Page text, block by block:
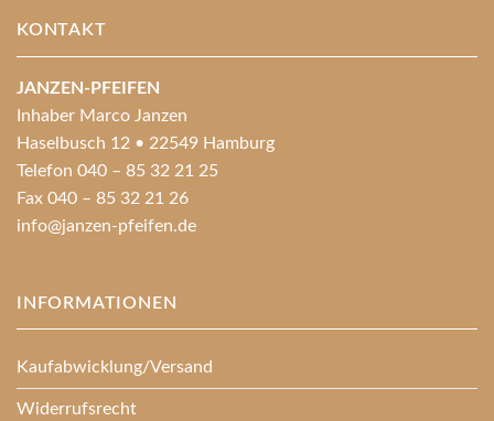
KONTAKT
JANZEN-PFEIFEN
Inhaber Marco Janzen
Haselbusch 12 • 22549 Hamburg
Telefon 040 – 85 32 21 25
Fax 040 – 85 32 21 26
info@janzen-pfeifen.de
INFORMATIONEN
Kaufabwicklung/Versand
Widerrufsrecht